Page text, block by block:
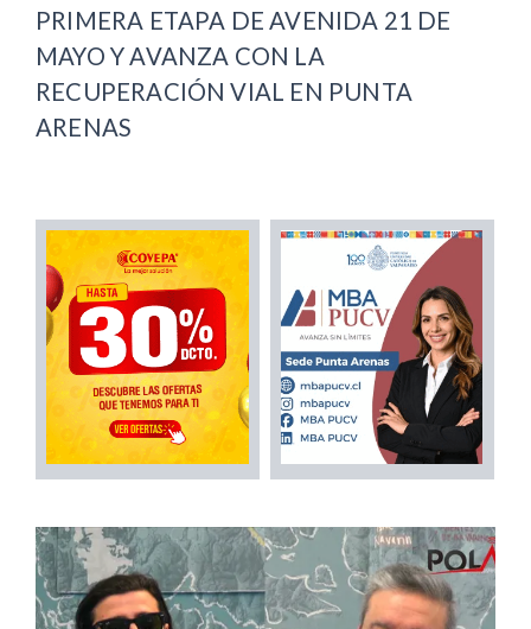
PRIMERA ETAPA DE AVENIDA 21 DE
MAYO Y AVANZA CON LA
RECUPERACIÓN VIAL EN PUNTA
ARENAS